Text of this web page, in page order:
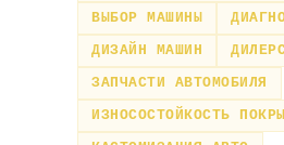
ВЫБОР МАШИНЫ
ДИЗАЙН МАШИН
ЗАПЧАСТИ АВТОМОБИЛЯ
ИЗНОСОСТОЙКОСТЬ